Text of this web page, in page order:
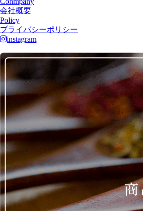
会社概要
Policy
プライバシーポリシー
instagram